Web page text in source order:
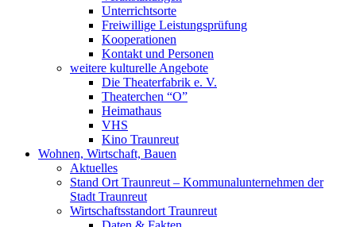
Unterrichtsorte
Freiwillige Leistungsprüfung
Kooperationen
Kontakt und Personen
weitere kulturelle Angebote
Die Theaterfabrik e. V.
Theaterchen “O”
Heimathaus
VHS
Kino Traunreut
Wohnen, Wirtschaft, Bauen
Aktuelles
Stand Ort Traunreut – Kommunalunternehmen der
Stadt Traunreut
Wirtschaftsstandort Traunreut